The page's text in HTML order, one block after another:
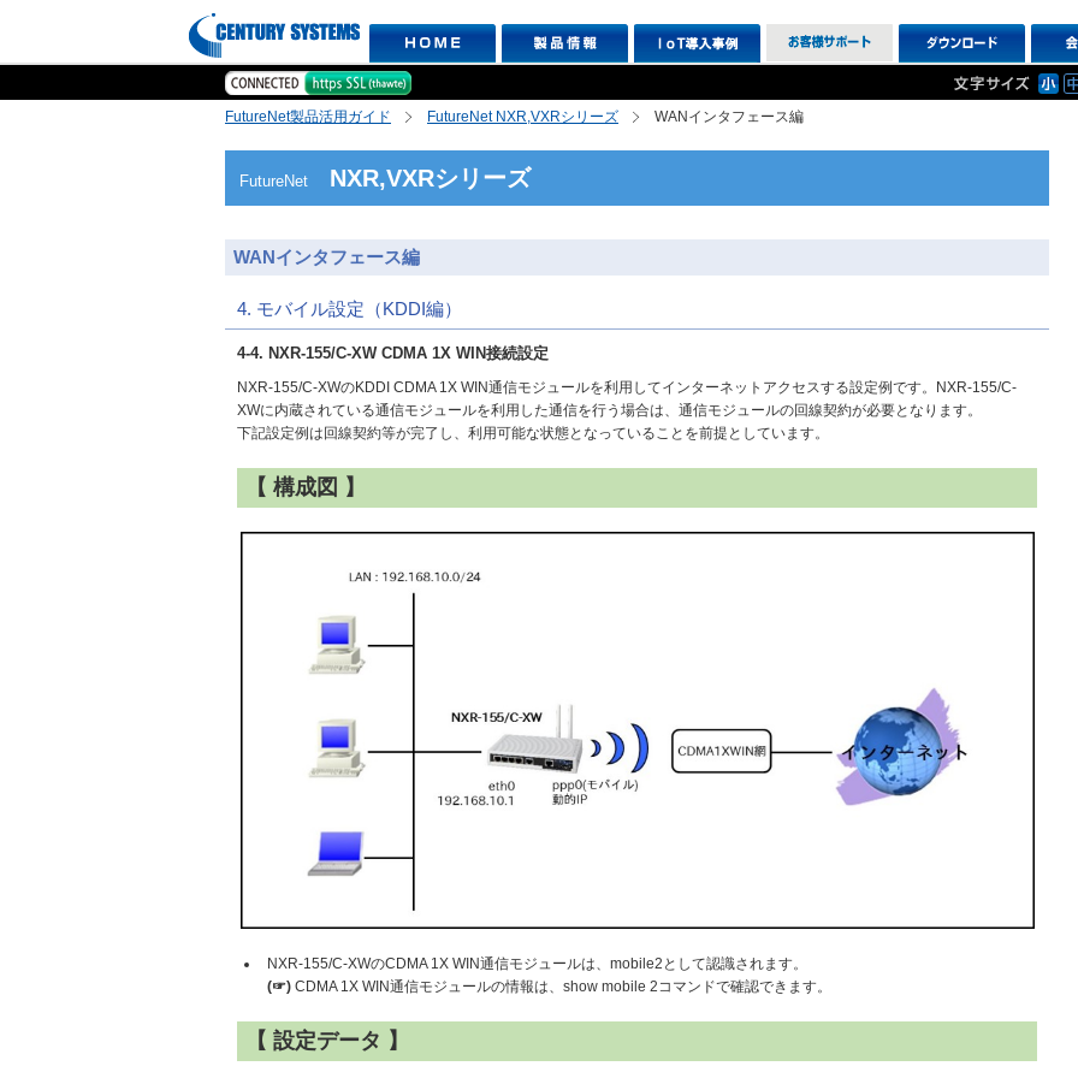
FutureNet製品活用ガイド FutureNet NXR,VXRシリーズ WANインタフェース編
FutureNet NXR,VXRシリーズ
WANインタフェース編
4. モバイル設定（KDDI編）
4-4. NXR-155/C-XW CDMA 1X WIN接続設定
NXR-155/C-XWのKDDI CDMA 1X WIN通信モジュールを利用してインターネットアクセスする設定例です。NXR-155/C-
XWに内蔵されている通信モジュールを利用した通信を行う場合は、通信モジュールの回線契約が必要となります。
下記設定例は回線契約等が完了し、利用可能な状態となっていることを前提としています。
【 構成図 】
NXR-155/C-XWのCDMA 1X WIN通信モジュールは、mobile2として認識されます。
(☞) CDMA 1X WIN通信モジュールの情報は、show mobile 2コマンドで確認できます。
【 設定データ 】